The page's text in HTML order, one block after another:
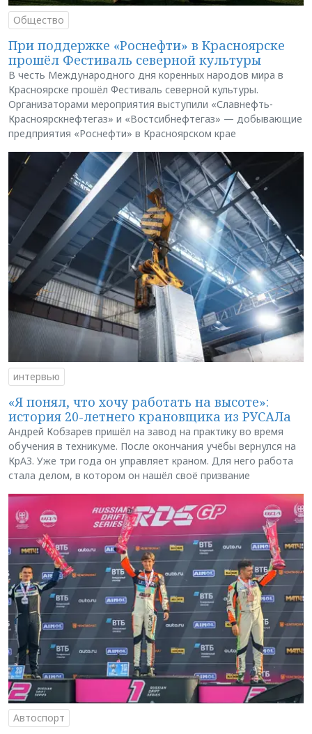
Общество
При поддержке «Роснефти» в Красноярске
прошёл Фестиваль северной культуры
В честь Международного дня коренных народов мира в
Красноярске прошёл Фестиваль северной культуры.
Организаторами мероприятия выступили «Славнефть-
Красноярскнефтегаз» и «Востсибнефтегаз» — добывающие
предприятия «Роснефти» в Красноярском крае
интервью
«Я понял, что хочу работать на высоте»:
история 20-летнего крановщика из РУСАЛа
Андрей Кобзарев пришёл на завод на практику во время
обучения в техникуме. После окончания учёбы вернулся на
КрАЗ. Уже три года он управляет краном. Для него работа
стала делом, в котором он нашёл своё призвание
Автоспорт